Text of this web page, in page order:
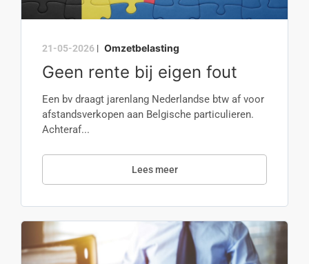
21-05-2026 | Omzetbelasting
Geen rente bij eigen fout
Een bv draagt jarenlang Nederlandse btw af voor
afstandsverkopen aan Belgische particulieren.
Achteraf...
Lees meer